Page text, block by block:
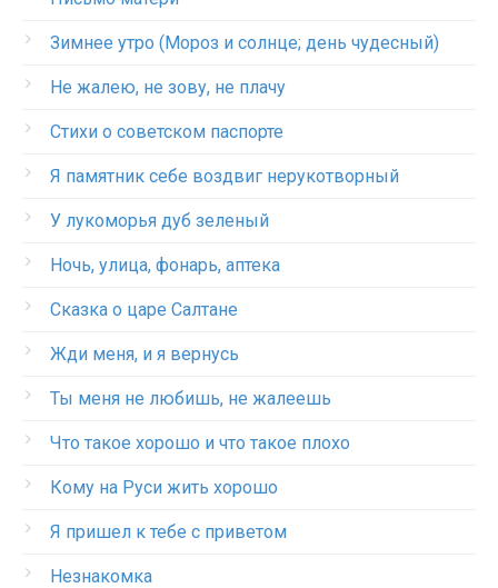
Зимнее утро (Мороз и солнце; день чудесный)
Не жалею, не зову, не плачу
Стихи о советском паспорте
Я памятник себе воздвиг нерукотворный
У лукоморья дуб зеленый
Ночь, улица, фонарь, аптека
Сказка о царе Салтане
Жди меня, и я вернусь
Ты меня не любишь, не жалеешь
Что такое хорошо и что такое плохо
Кому на Руси жить хорошо
Я пришел к тебе с приветом
Незнакомка